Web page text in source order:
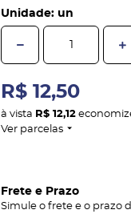
Unidade: un
R$ 12,50
à vista R$ 12,12
Ver parcelas
Frete e Prazo
Simule o frete e o prazo